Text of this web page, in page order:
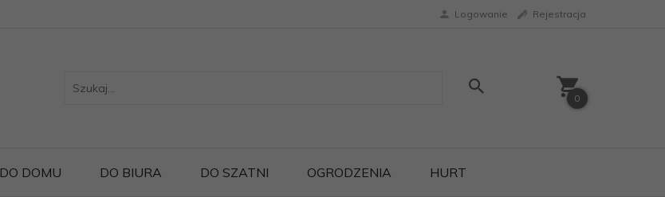
Logowanie Rejestracja
0
DO DOMU DO BIURA DO SZATNI OGRODZENIA HURT